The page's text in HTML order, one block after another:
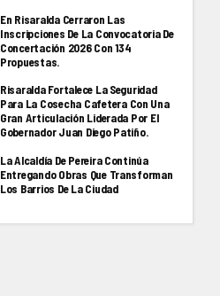
En Risaralda Cerraron Las
Inscripciones De La Convocatoria De
Concertación 2026 Con 134
Propuestas.
Risaralda Fortalece La Seguridad
Para La Cosecha Cafetera Con Una
Gran Articulación Liderada Por El
Gobernador Juan Diego Patiño.
La Alcaldía De Pereira Continúa
Entregando Obras Que Transforman
Los Barrios De La Ciudad